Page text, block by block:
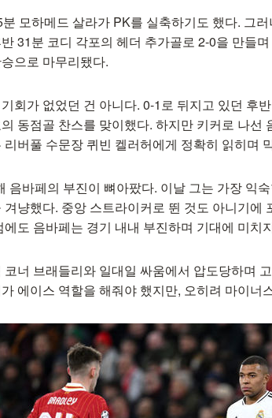
모하메드 살라가 PK를 실축하기도 했다. 그
31분 코디 각포의 헤더 추가골로 2-0을 만들
으로 마무리됐다.
회가 없었던 건 아니다. 0-1로 뒤지고 있던 후
동점골 찬스를 맞이했다. 하지만 키커로 나선
리버풀 수문장 퀴빈 켈러허에게 정확히 읽히며
음바페의 부진이 뼈아팠다. 이날 그는 가장 익
겨냥했다. 중앙 스트라이커로 뛴 것도 아니기에
에도 음바페는 경기 내내 부진하며 기대에 미치
코너 브래들리와 일대일 싸움에서 압도당하며
에이스 역할을 해줘야 했지만, 오히려 마이너